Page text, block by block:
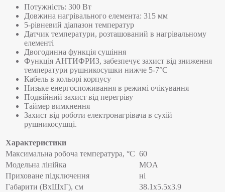
Потужність: 300 Вт
Довжина нагрівального елемента: 315 мм
5-рівневий діапазон температур
Датчик температури, розташований в нагрівальному
елементі
Двогодинна функція сушіння
Функція АНТИФРИЗ, забезпечує захист від зниження
температури рушникосушки нижче 5-7°C
Кабель в кольорі корпусу
Низьке енергоспоживання в режимі очікування
Подвійний захист від перегріву
Таймер вимкнення
Захист від роботи електронагрівача в сухій
рушникосушці.
Характеристики
Максимальна робоча температура, °C 60
Модельна лінійка
MOA
Приховане підключення
ні
Габарити (ВхШхГ), см
38.1x5.5x3.9